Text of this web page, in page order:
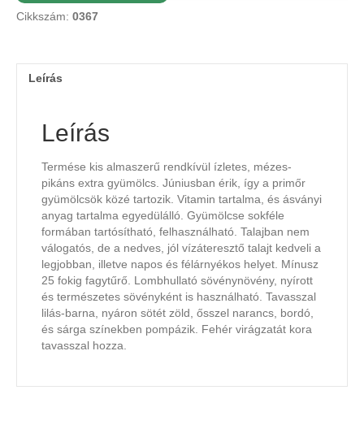
Cikkszám: 0367
Leírás
Leírás
Termése kis almaszerű rendkívül ízletes, mézes-
pikáns extra gyümölcs. Júniusban érik, így a primőr
gyümölcsök közé tartozik. Vitamin tartalma, és ásványi
anyag tartalma egyedülálló. Gyümölcse sokféle
formában tartósítható, felhasználható. Talajban nem
válogatós, de a nedves, jól vízáteresztő talajt kedveli a
legjobban, illetve napos és félárnyékos helyet. Mínusz
25 fokig fagytűrő. Lombhullató sövénynövény, nyírott
és természetes sövényként is használható. Tavasszal
lilás-barna, nyáron sötét zöld, ősszel narancs, bordó,
és sárga színekben pompázik. Fehér virágzatát kora
tavasszal hozza.